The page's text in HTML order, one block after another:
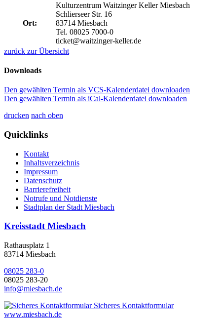
Ort:
Kulturzentrum Waitzinger Keller Miesbach
Schlierseer Str. 16
83714 Miesbach
Tel. 08025 7000-0
ticket@waitzinger-keller.de
zurück zur Übersicht
Downloads
Den gewählten Termin als VCS-Kalenderdatei downloaden
Den gewählten Termin als iCal-Kalenderdatei downloaden
drucken nach oben
Quicklinks
Kontakt
Inhaltsverzeichnis
Impressum
Datenschutz
Barrierefreiheit
Notrufe und Notdienste
Stadtplan der Stadt Miesbach
Kreisstadt Miesbach
Rathausplatz 1
83714 Miesbach
08025 283-0
08025 283-20
info@miesbach.de
Sicheres Kontaktformular
www.miesbach.de